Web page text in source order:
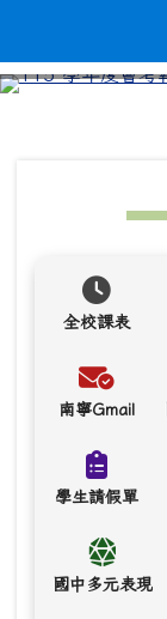
全校課表
南寧Gmail
學生請假單
國中多元表現